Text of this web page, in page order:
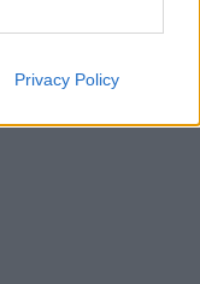
Privacy Policy